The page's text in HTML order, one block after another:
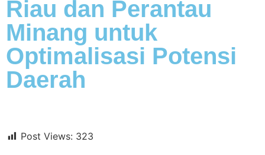
Riau dan Perantau
Minang untuk
Optimalisasi Potensi
Daerah
Post Views: 323